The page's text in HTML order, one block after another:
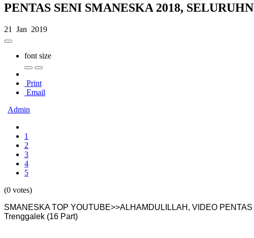
PENTAS SENI SMANESKA 2018,
21 Jan 2019
font size
Print
Email
Admin
1
2
3
4
5
(0 votes)
SMANESKA TOP YOUTUBE>>ALHAMDULILLAH, VIDEO
Trenggalek (16 Part)